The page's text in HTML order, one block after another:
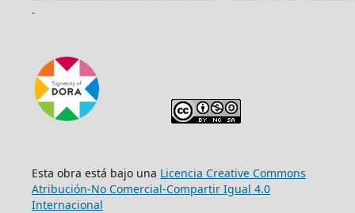
Esta obra está bajo una Licencia Creative Commons
Atribución-No Comercial-Compartir Igual 4.0
Internacional